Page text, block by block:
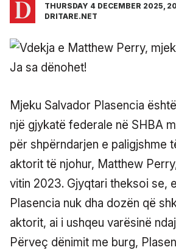
THURSDAY 4 DECEMBER 2025,
DRITARE.NET
Mjeku Salvador Plasencia
një gjykatë federale në SHBA
për shpërndarjen e paligjshme
aktorit të njohur, Matthew
vitin 2023. Gjyqtari theksoi se,
Plasencia nuk dha dozën që
aktorit, ai i ushqeu varësinë
Përveç dënimit me burg,